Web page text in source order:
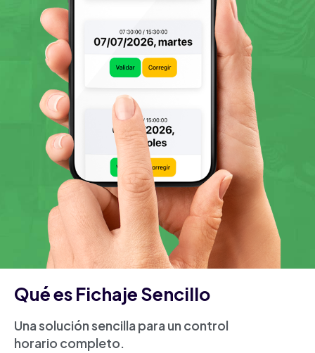
Qué es Fichaje Sencillo
Una solución sencilla para un control
horario completo.